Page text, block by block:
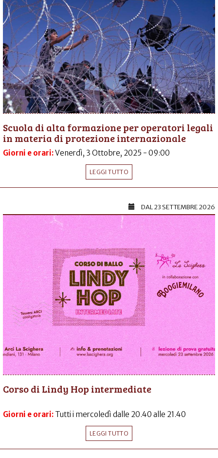
Scuola di alta formazione per operatori legali
in materia di protezione internazionale
Giorni e orari:Venerdì, 3 Ottobre, 2025 - 09:00
LEGGI TUTTO
DAL23 SETTEMBRE 2026
Corso di Lindy Hop intermediate
Giorni e orari: Tutti i mercoledì dalle 20.40 alle 21.40
LEGGI TUTTO